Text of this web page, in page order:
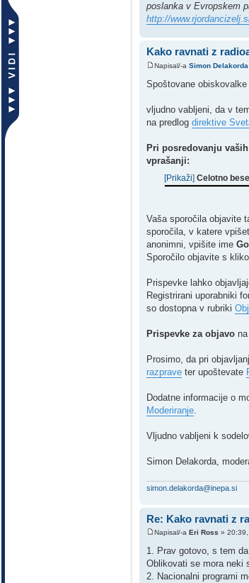
poslanka v Evropskem
http://
Kako ravnati z
Napisal/-a Simon Delakorda
Spoštovane
vljudno vabljeni, da v
na predlog direktive
Pri posredovanju
vprašanji:
[Prikaži] Celotno
Vaša sporočila objavite
sporočila, v katere
anonimni, vpišite ime
Sporočilo objavite s
Prispevke lahko
Registrirani uporabniki
so dostopna v rubriki
Prispevke za objavo
Prosimo, da pri
razprave ter upoštevate
Dodatne informacije o
Moderiranje.
Vljudno vabljeni k
Simon Delakorda,
simon.delakorda@inepa.si
Re: Kako ravnati z
Napisal/-a Eri Ross » 20:39,
1. Prav gotovo, s tem
Oblikovati se mora neki
2. Nacionalni programi